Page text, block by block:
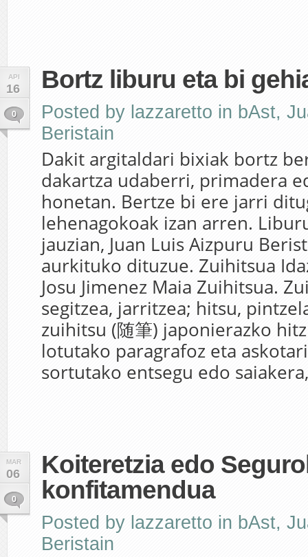
API
16
0
Bortz liburu eta bi
Posted by lazzaretto in bAst,
Beristain
Dakit argitaldari bixiak bortz
dakartza udaberri, primadera
honetan. Bertze bi ere jarri
lehenagokoak izan arren.
jauzian, Juan Luis Aizpuru
aurkituko dituzue. Zuihitsua
Josu Jimenez Maia Zuihitsua.
segitzea, jarritzea; hitsu,
zuihitsu (随筆) japonierazko
lotutako paragrafoz eta
sortutako entsegu edo
MAR
06
0
Koiteretzia edo
konfitamendua
Posted by lazzaretto in bAst,
Beristain